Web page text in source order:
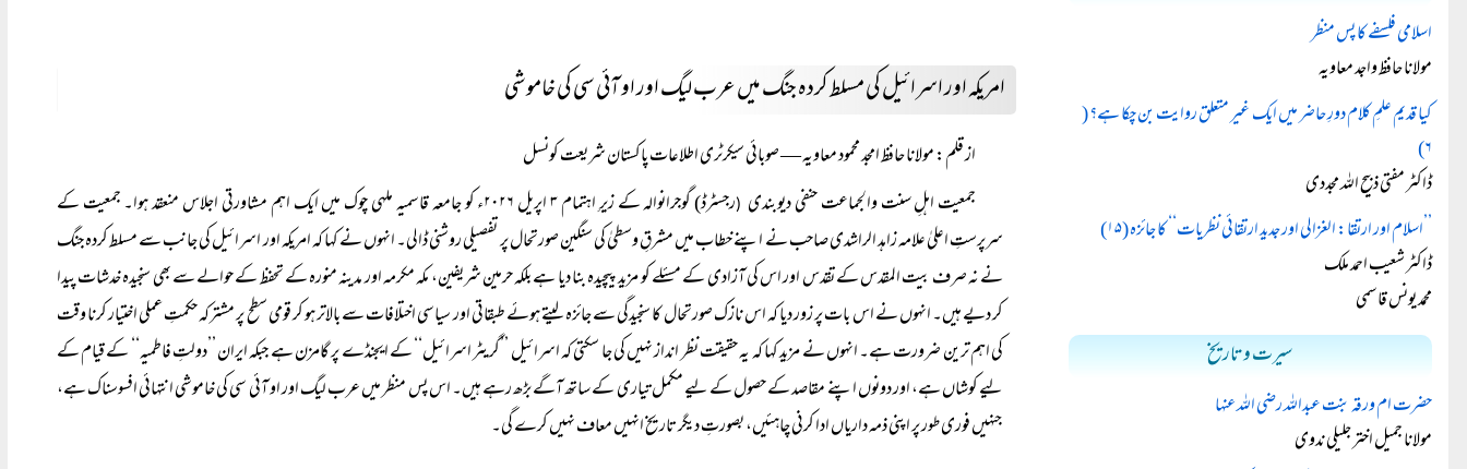
امریکہ اور اسرائیل کی مسلط کردہ جنگ میں عرب لیگ اور او آئی سی کی خاموشی
از قلم: مولانا حافظ امجد محمود معاویہ — صوبائی سیکرٹری اطلاعات پاکستان شریعت کونسل
جمعیت اہلِ سنت والجماعت حنفی دیوبندی (
رجسٹرڈ) گوجرانوالہ کے زیرِ اہتمام ۳ اپریل ۲۰۲۶ء کو جامعہ قاسمیہ ملہی چوک میں ایک اہم مشاورتی اجلاس منعقد ہوا۔ جمعیت کے
سرپرستِ اعلیٰ علامہ زاہد الراشدی صاحب نے اپنے خطاب میں مشرقِ وسطیٰ کی سنگین صورتحال پر تفصیلی روشنی ڈالی۔ انہوں نے کہا کہ امریکہ اور اسرائیل کی جانب سے مسلط کردہ جنگ
نے نہ صرف بیت المقدس کے تقدس اور اس کی آزادی کے مسئلے کو مزید پیچیدہ بنا دیا ہے بلکہ حرمین شریفین، مکہ مکرمہ اور مدینہ منورہ کے تحفظ کے حوالے سے بھی سنجیدہ خدشات پیدا
کر دیے ہیں۔ انہوں نے اس بات پر زور دیا کہ اس نازک صورتحال کا سنجیدگی سے جائزہ لیتے ہوئے طبقاتی اور سیاسی اختلافات سے بالاتر ہو کر قومی سطح پر مشترکہ حکمتِ عملی اختیار کرنا وقت
کی اہم ترین ضرورت ہے۔ انہوں نے مزید کہا کہ یہ حقیقت نظر انداز نہیں کی جا سکتی کہ اسرائیل ’’گریٹر اسرائیل‘‘ کے ایجنڈے پر گامزن ہے جبکہ ایران ’’دولتِ فاطمیہ‘‘ کے قیام کے
لیے کوشاں ہے، اور دونوں اپنے مقاصد کے حصول کے لیے مکمل تیاری کے ساتھ آگے بڑھ رہے ہیں۔ اس پس منظر میں عرب لیگ اور او آئی سی کی خاموشی انتہائی افسوسناک ہے،
جنہیں فوری طور پر اپنی ذمہ داریاں ادا کرنی چاہئیں، بصورتِ دیگر تاریخ انہیں معاف نہیں کرے گی۔
اسلامی فلسفے کا پس منظر
مولانا حافظ واجد معاویہ
کیا قدیم علمِ کلام دورِ حاضر میں ایک غیر متعلق روایت بن چکا ہے؟ (
۶)
ڈاکٹر مفتی ذبیح اللہ مجددی
’’اسلام اور ارتقا: الغزالی اور جدید ارتقائی نظریات‘‘ کا جائزہ (۱۵)
ڈاکٹر شعیب احمد ملک
محمد یونس قاسمی
سیرت و تاریخ
حضرت ام ورقہ بنت عبداللہ رضی اللہ عنہا
مولانا جمیل اختر جلیلی ندوی